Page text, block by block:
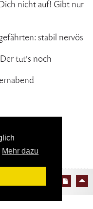
Mehr dazu
nicht auf! Gibt nur
stabil nervös
tut's noch